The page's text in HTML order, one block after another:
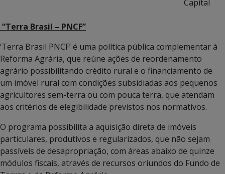
Capital
“Terra Brasil – PNCF”
‘Terra Brasil PNCF’ é uma política pública complementar à
Reforma Agrária, que reúne ações de reordenamento
agrário possibilitando crédito rural e o financiamento de
um imóvel rural com condições subsidiadas aos pequenos
agricultores sem-terra ou com pouca terra, que atendam
aos critérios de elegibilidade previstos nos normativos.
O programa possibilita a aquisição direta de imóveis
particulares, produtivos e regularizados, que não sejam
passíveis de desapropriação, com áreas abaixo de quinze
módulos fiscais, através de recursos oriundos do Fundo de